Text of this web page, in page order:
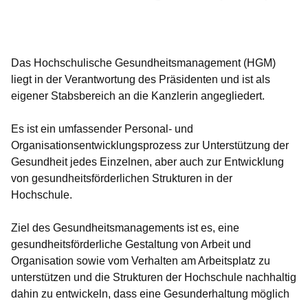
Das Hochschulische Gesundheitsmanagement (HGM)
liegt in der Verantwortung des Präsidenten und ist als
eigener Stabsbereich an die Kanzlerin angegliedert.
Es ist ein umfassender Personal- und
Organisationsentwicklungsprozess zur Unterstützung der
Gesundheit jedes Einzelnen, aber auch zur Entwicklung
von gesundheitsförderlichen Strukturen in der
Hochschule.
Ziel des Gesundheitsmanagements ist es, eine
gesundheitsförderliche Gestaltung von Arbeit und
Organisation sowie vom Verhalten am Arbeitsplatz zu
unterstützen und die Strukturen der Hochschule nachhaltig
dahin zu entwickeln, dass eine Gesunderhaltung möglich